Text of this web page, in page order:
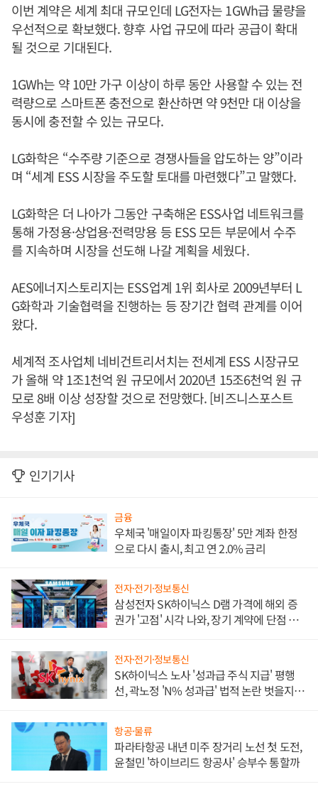
이번 계약은 세계 최대 규모인데 LG전자는 1GWh급 물량을
우선적으로 확보했다. 향후 사업 규모에 따라 공급이 확대
될 것으로 기대된다.
1GWh는 약 10만 가구 이상이 하루 동안 사용할 수 있는 전
력량으로 스마트폰 충전으로 환산하면 약 9천만 대 이상을
동시에 충전할 수 있는 규모다.
LG화학은 “수주량 기준으로 경쟁사들을 압도하는 양”이라
며 “세계 ESS 시장을 주도할 토대를 마련했다”고 말했다.
LG화학은 더 나아가 그동안 구축해온 ESS사업 네트워크를
통해 가정용·상업용·전력망용 등 ESS 모든 부문에서 수주
를 지속하며 시장을 선도해 나갈 계획을 세웠다.
AES에너지스토리지는 ESS업계 1위 회사로 2009년부터 L
G화학과 기술협력을 진행하는 등 장기간 협력 관계를 이어
왔다.
세계적 조사업체 네비건트리서치는 전세계 ESS 시장규모
가 올해 약 1조1천억 원 규모에서 2020년 15조6천억 원 규
모로 8배 이상 성장할 것으로 전망했다. [비즈니스포스트
우성훈 기자]
인기기사
금융
우체국 '매일이자 파킹통장' 5만 계좌 한정
으로 다시 출시, 최고 연 2.0% 금리
전자·전기·정보통신
삼성전자 SK하이닉스 D램 가격에 해외 증
권가 '고점' 시각 나와, 장기 계약에 단점 부
전자·전기·정보통신
SK하이닉스 노사 '성과급 주식 지급' 평행
선, 곽노정 'N% 성과급' 법적 논란 벗을지 주
항공·물류
파라타항공 내년 미주 장거리 노선 첫 도전,
윤철민 '하이브리드 항공사' 승부수 통할까